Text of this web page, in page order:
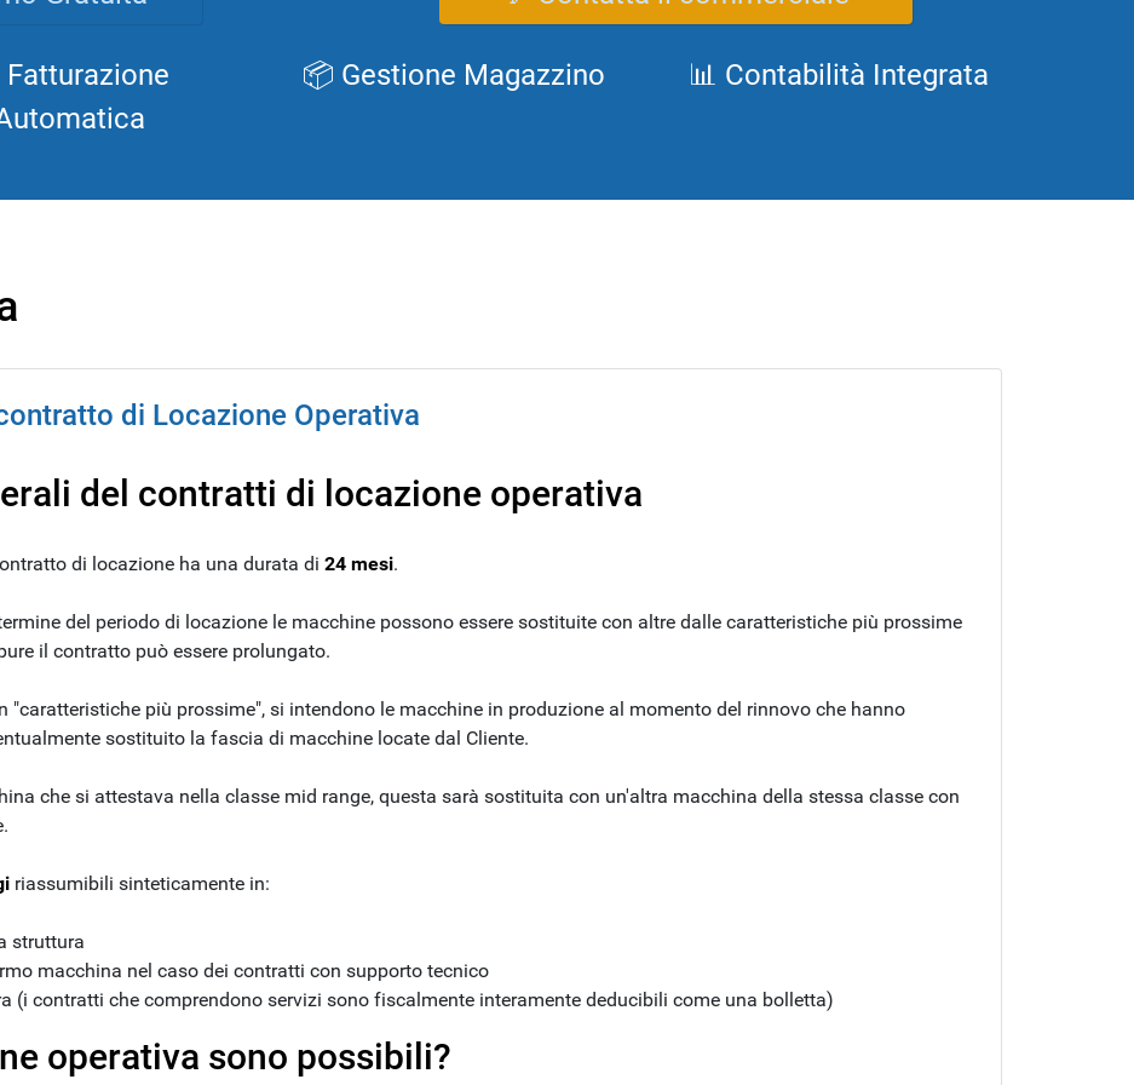
Fatturazione
📦 Gestione Magazzino 📊 Contabilità Integrata
di Locazione Operativa
del contratti di locazione operativa
di locazione ha una durata di 24 mesi.
del periodo di locazione le macchine possono essere sostituite con altre dalle caratteristiche più prossime
il contratto può essere prolungato.
"caratteristiche più prossime", si intendono le macchine in produzione al momento del rinnovo che hanno
sostituito la fascia di macchine locate dal Cliente.
che si attestava nella classe mid range, questa sarà sostituita con un'altra macchina della stessa classe con
riassumibili sinteticamente in:
struttura
macchina nel caso dei contratti con supporto tecnico
(i contratti che comprendono servizi sono fiscalmente interamente deducibili come una bolletta)
operativa sono possibili?